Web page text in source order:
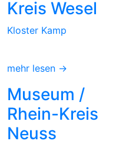
Kreis Wesel
Kloster Kamp
mehr lesen →
Museum /
Rhein-Kreis
Neuss